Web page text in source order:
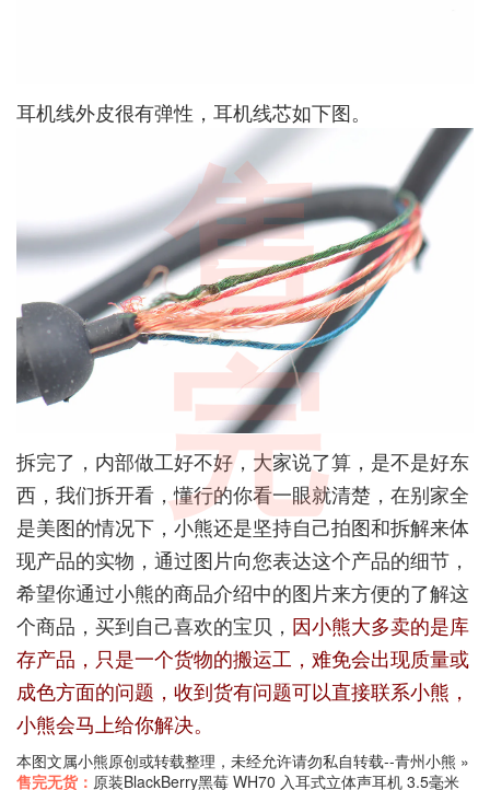
耳机线外皮很有弹性，耳机线芯如下图。
拆完了，内部做工好不好，大家说了算，是不是好东
西，我们拆开看，懂行的你看一眼就清楚，在别家全
是美图的情况下，小熊还是坚持自己拍图和拆解来体
现产品的实物，通过图片向您表达这个产品的细节，
希望你通过小熊的商品介绍中的图片来方便的了解这
个商品，买到自己喜欢的宝贝， 因小熊大多卖的是库
存产品，只是一个货物的搬运工，难免会出现质量或
成色方面的问题，收到货有问题可以直接联系小熊，
小熊会马上给你解决。
本图文属小熊原创或转载整理，未经允许请勿私自转载--青州小熊 »
售完无货： 原装BlackBerry黑莓 WH70 入耳式立体声耳机 3.5毫米
售
完